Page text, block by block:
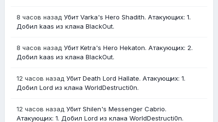
8 часов назад Убит Varka's Hero Shadith. Атакующих: 1.
Добил kaas из клана BlackOut.
8 часов назад Убит Ketra's Hero Hekaton. Атакующих: 2.
Добил kaas из клана BlackOut.
12 часов назад Убит Death Lord Hallate. Атакующих: 1.
Добил Lord из клана WorldDestructi0n.
12 часов назад Убит Shilen's Messenger Cabrio.
Атакующих: 1. Добил Lord из клана WorldDestructi0n.